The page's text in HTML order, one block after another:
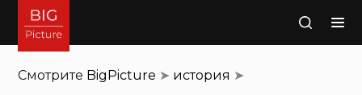
Поиск
Смотрите BigPicture ➤ история ➤